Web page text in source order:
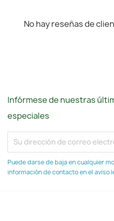
No hay reseñas de
Infórmese de nuestras
especiales
Puede darse de baja en cualquier
información de contacto en el aviso